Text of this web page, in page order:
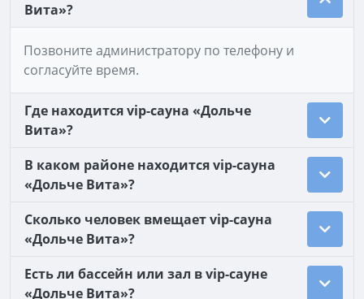
Вита»?
Позвоните администратору по телефону и
согласуйте время.
Где находится vip-сауна «Дольче
Вита»?
В каком районе находится vip-сауна
«Дольче Вита»?
Сколько человек вмещает vip-сауна
«Дольче Вита»?
Есть ли бассейн или зал в vip-сауне
«Дольче Вита»?